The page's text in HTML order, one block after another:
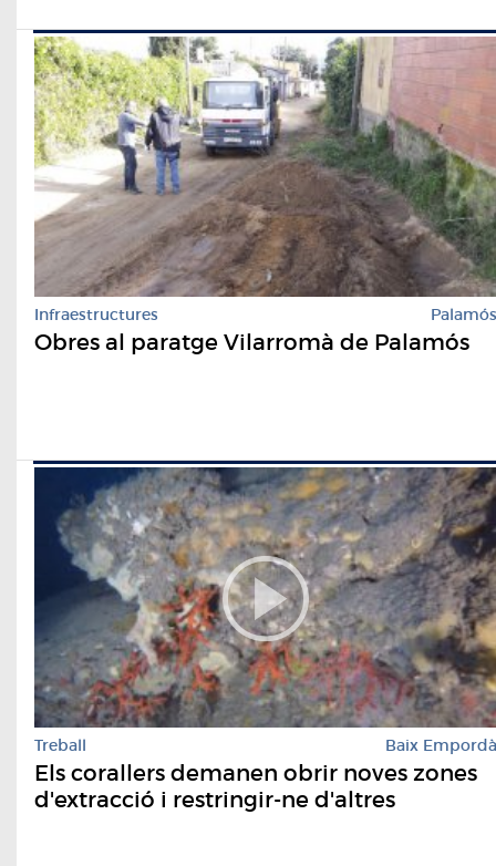
Infraestructures Palamós
Obres al paratge Vilarromà de Palamós
Treball Baix Empordà
Els corallers demanen obrir noves zones
d'extracció i restringir-ne d'altres